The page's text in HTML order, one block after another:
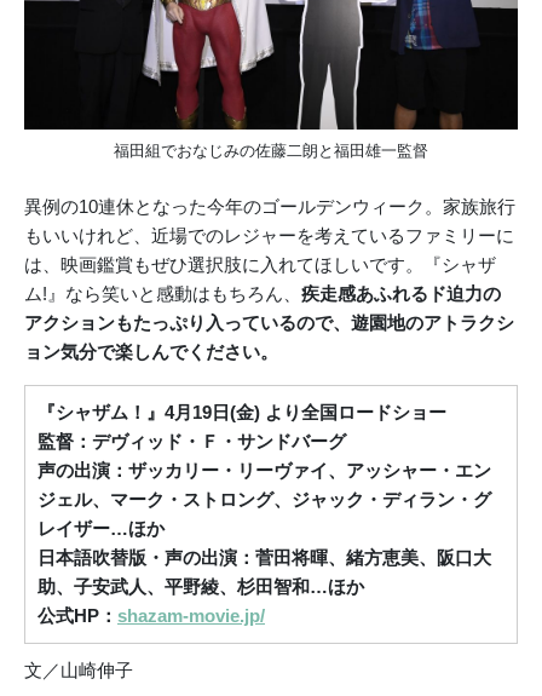
福田組でおなじみの佐藤二朗と福田雄一監督
異例の10連休となった今年のゴールデンウィーク。家族旅行
もいいけれど、近場でのレジャーを考えているファミリーに
は、映画鑑賞もぜひ選択肢に入れてほしいです。『シャザ
ム!』なら笑いと感動はもちろん、 疾走感あふれるド迫力の
アクションもたっぷり入っているので、遊園地のアトラクシ
ョン気分で楽しんでください。
『シャザム！』4月19日(金) より全国ロードショー
監督：デヴィッド・Ｆ・サンドバーグ
声の出演：ザッカリー・リーヴァイ、アッシャー・エン
ジェル、マーク・ストロング、ジャック・ディラン・グ
レイザー…ほか
日本語吹替版・声の出演：菅田将暉、緒方恵美、阪口大
助、子安武人、平野綾、杉田智和…ほか
公式HP： shazam-movie.jp/
文／山崎伸子